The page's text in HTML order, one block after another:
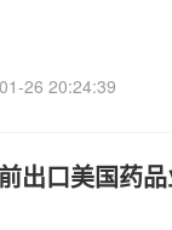
26 20:24:39
出口美国药